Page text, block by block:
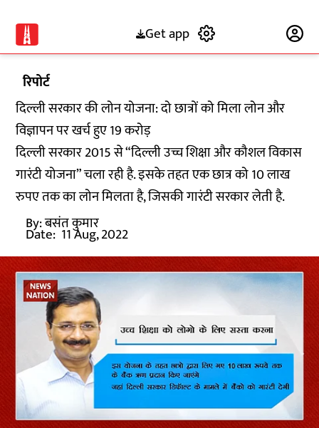
Get app
रिपोर्ट
दिल्ली सरकार की लोन योजना: दो छात्रों को मिला लोन और
विज्ञापन पर खर्च हुए 19 करोड़
दिल्ली सरकार 2015 से “दिल्ली उच्च शिक्षा और कौशल विकास
गारंटी योजना” चला रही है. इसके तहत एक छात्र को 10 लाख
रुपए तक का लोन मिलता है, जिसकी गारंटी सरकार लेती है.
By:बसंत कुमार
Date: 11 Aug, 2022